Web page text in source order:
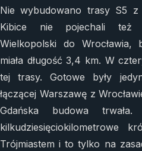
Nie wybudowano trasy S5 z
Kibice nie pojechali też
Wielkopolski do Wrocławia,
miała długość 3,4 km. W
tej trasy. Gotowe były
łączącej Warszawę z
Gdańska budowa
kilkudziesięciokilometrowe
Trójmiastem i to tylko na